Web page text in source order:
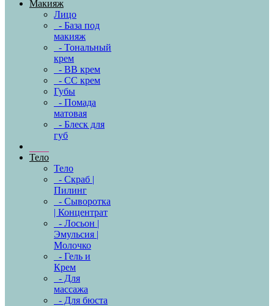
Макияж
Лицо
- База под
макияж
- Тональный
крем
- BB крем
- CC крем
Губы
- Помада
матовая
- Блеск для
губ
Тело
Тело
- Скраб |
Пилинг
- Сыворотка
| Концентрат
- Лосьон |
Эмульсия |
Молочко
- Гель и
Крем
- Для
массажа
- Для бюста